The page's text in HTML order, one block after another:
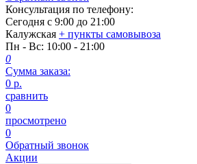
Консультация по телефону:
Сегодня с 9:00 до 21:00
Калужская + пункты самовывоза
Пн - Вс: 10:00 - 21:00
0
Сумма заказа:
0 р.
сравнить
0
просмотрено
0
Обратный звонок
Акции